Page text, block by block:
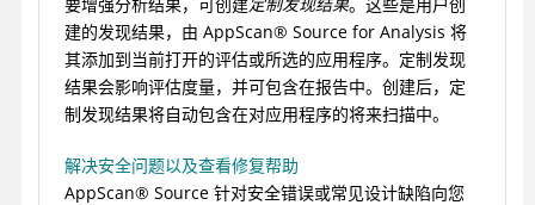
建的发现结果，由 AppScan® Source for Analysis 将
其添加到当前打开的评估或所选的应用程序。定制发现
结果会影响评估度量，并可包含在报告中。创建后，定
制发现结果将自动包含在对应用程序的将来扫描中。
解决安全问题以及查看修复帮助
AppScan® Source 针对安全错误或常见设计缺陷向您